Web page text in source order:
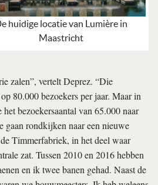
huidige locatie van Lumière in
Maastricht
zalen”, vertelt Deprez. “Die
80.000 bezoekers per jaar. Maar in
bezoekersaantal van 65.000 naar
rondkijken naar een nieuwe
Timmerfabriek, in het deel waar
zat. Tussen 2010 en 2016 hebben
en ik twee banen gehad. Naast de